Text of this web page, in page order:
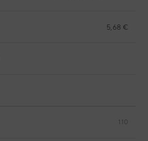
5,68 €
1.10